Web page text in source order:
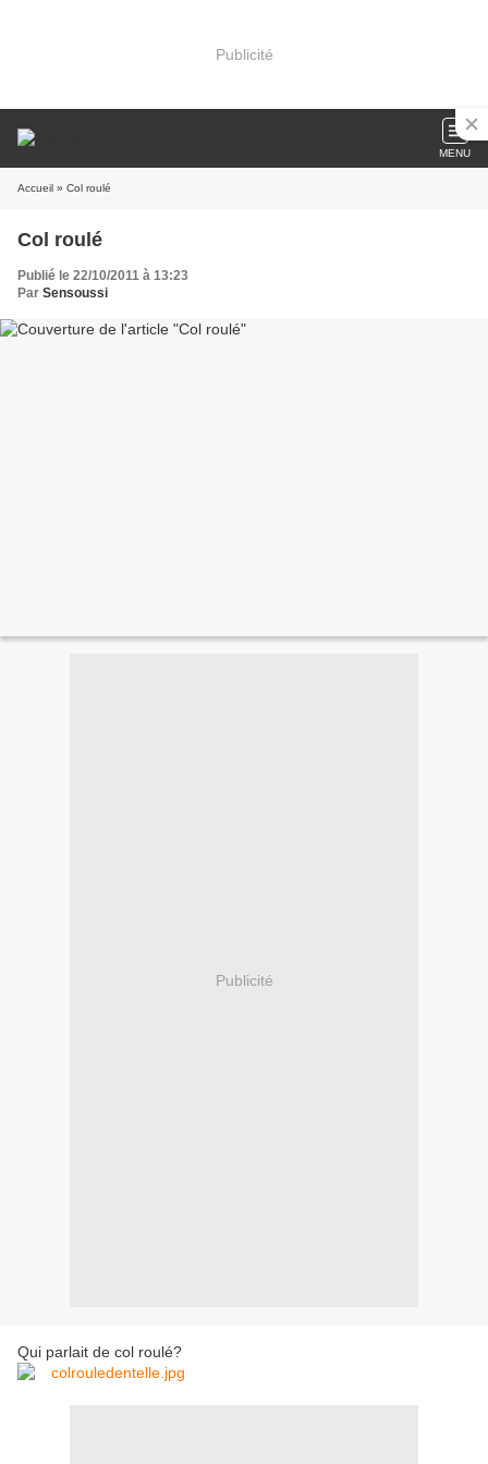
Publicité
MENU
Accueil » Col roulé
Col roulé
Publié le 22/10/2011 à 13:23
Par Sensoussi
Publicité
Qui parlait de col roulé?